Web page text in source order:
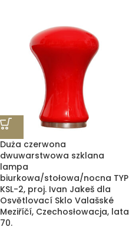
Duża czerwona
dwuwarstwowa szklana
lampa
biurkowa/stołowa/nocna TYP
KSL-2, proj. Ivan Jakeš dla
Osvětlovací Sklo Valašské
Meziříčí, Czechosłowacja, lata
70.